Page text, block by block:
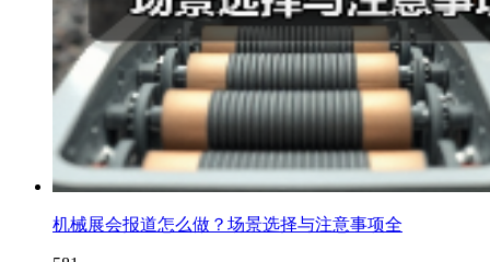
机械展会报道怎么做？场景选择与注意事项全